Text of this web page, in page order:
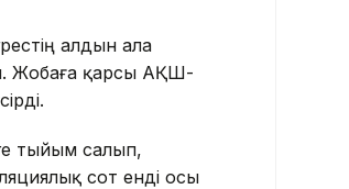
алдын ала
Жобаға қарсы АҚШ-
тыйым салып,
сот енді осы